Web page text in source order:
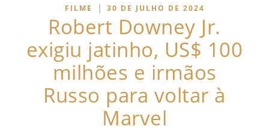
FILME | 30 DE JULHO DE 2024
Robert Downey Jr.
exigiu jatinho, US$ 100
milhões e irmãos
Russo para voltar à
Marvel